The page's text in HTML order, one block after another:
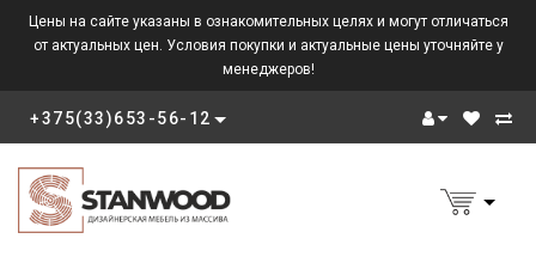
Цены на сайте указаны в ознакомительных целях и могут отличаться
от актуальных цен. Условия покупки и актуальные цены уточняйте у
менеджеров!
+375(33)653-56-12